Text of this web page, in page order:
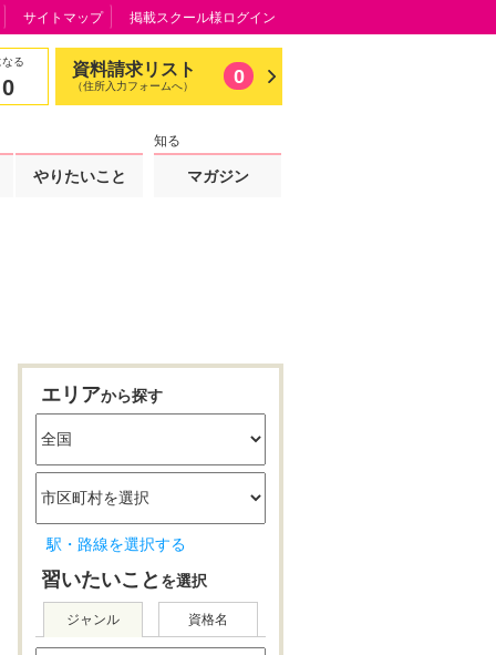
る
0
資料請求リスト
（住所入力フォームへ） 0
やりたいこと
知る
マガジン
サイトマップ 掲載スクール様ログイン
エリアから探す
駅・路線を選択する
習いたいこと を選択
ジャンル 資格名